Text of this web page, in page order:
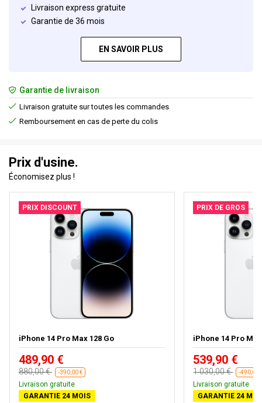
Livraison express gratuite
Garantie de 36 mois
EN SAVOIR PLUS
Garantie de livraison
Livraison gratuite sur toutes les commandes
Remboursement en cas de perte du colis
Prix d'usine.
Économisez plus !
PRIX DISCOUNT
iPhone 14 Pro Max 128 Go
489,90 €
880,00 € -390,00 €
Livraison gratuite
GARANTIE 24 MOIS
PRIX DE GROS
iPhone 14 Pro
539,90 €
1 030,00 € -490,00
Livraison gratuite
GARANTIE 24